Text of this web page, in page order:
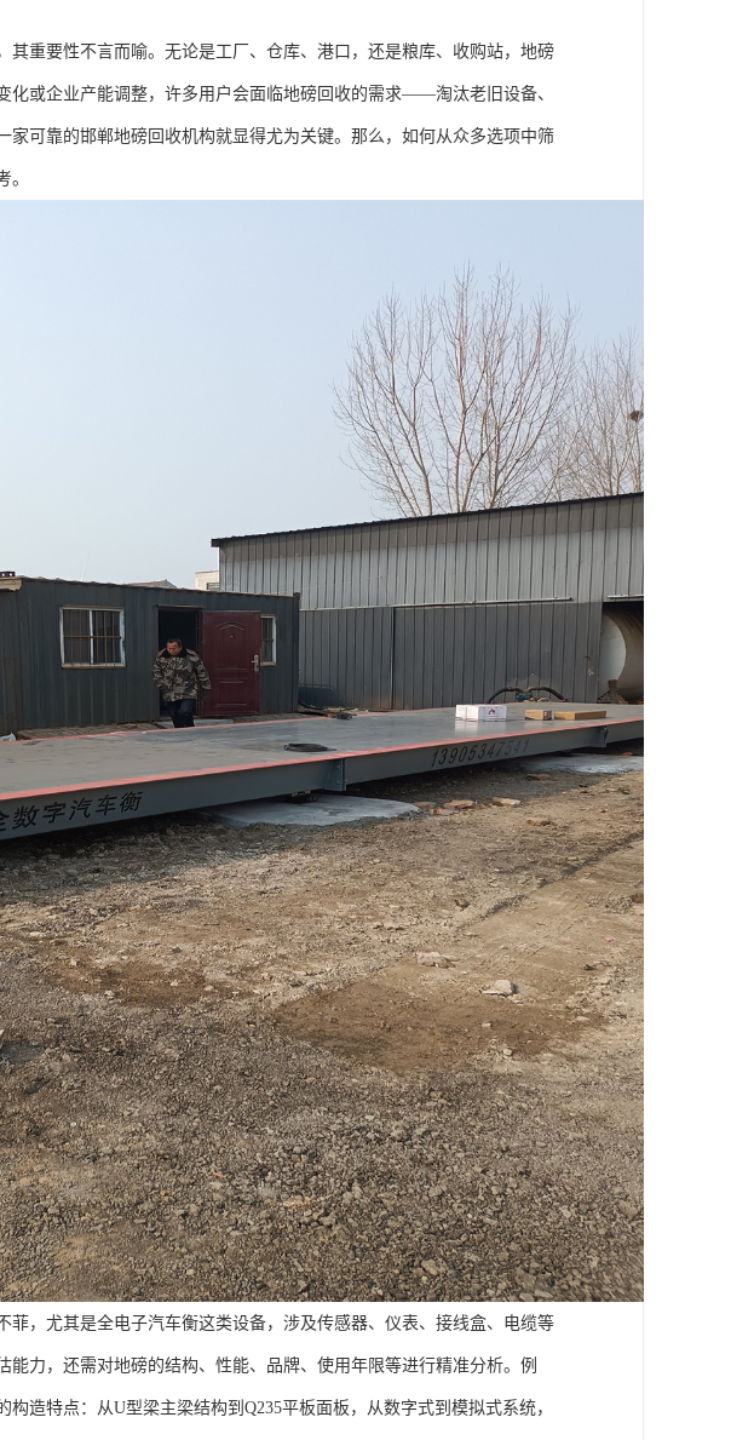
重要性不言而喻。无论是工厂、仓库、港口，还是粮库、收购站，地磅
化或企业产能调整，许多用户会面临地磅回收的需求——淘汰老旧设备、
可靠的邯郸地磅回收机构就显得尤为关键。那么，如何从众多选项中筛
。
，尤其是全电子汽车衡这类设备，涉及传感器、仪表、接线盒、电缆等
力，还需对地磅的结构、性能、品牌、使用年限等进行精准分析。例
造特点：从U型梁主梁结构到Q235平板面板，从数字式到模拟式系统，